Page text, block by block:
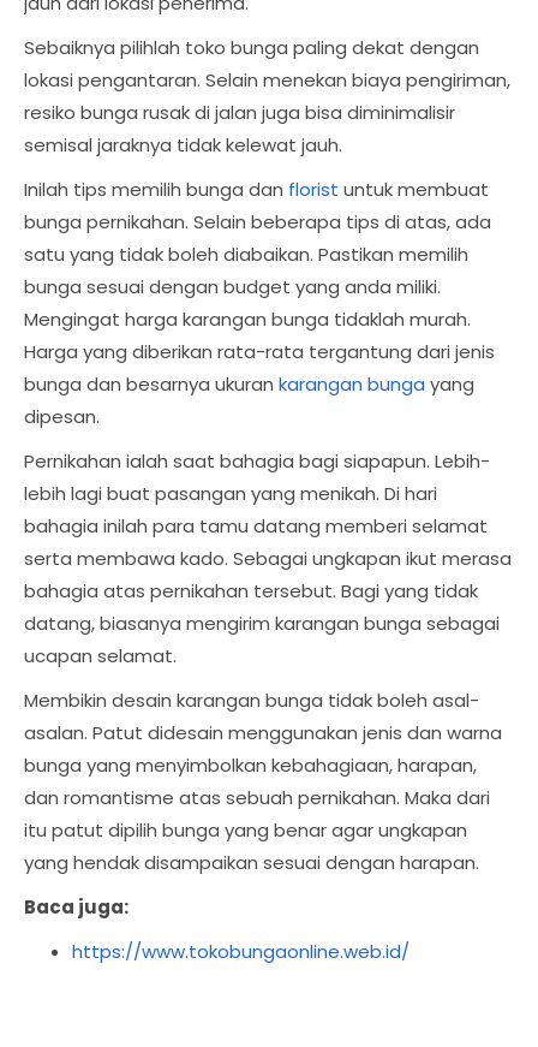
Sebaiknya pilihlah toko bunga paling dekat dengan
lokasi pengantaran. Selain menekan biaya pengiriman,
resiko bunga rusak di jalan juga bisa diminimalisir
semisal jaraknya tidak kelewat jauh.
Inilah tips memilih bunga dan florist untuk membuat
bunga pernikahan. Selain beberapa tips di atas, ada
satu yang tidak boleh diabaikan. Pastikan memilih
bunga sesuai dengan budget yang anda miliki.
Mengingat harga karangan bunga tidaklah murah.
Harga yang diberikan rata-rata tergantung dari jenis
bunga dan besarnya ukuran karangan bunga yang
dipesan.
Pernikahan ialah saat bahagia bagi siapapun. Lebih-
lebih lagi buat pasangan yang menikah. Di hari
bahagia inilah para tamu datang memberi selamat
serta membawa kado. Sebagai ungkapan ikut merasa
bahagia atas pernikahan tersebut. Bagi yang tidak
datang, biasanya mengirim karangan bunga sebagai
ucapan selamat.
Membikin desain karangan bunga tidak boleh asal-
asalan. Patut didesain menggunakan jenis dan warna
bunga yang menyimbolkan kebahagiaan, harapan,
dan romantisme atas sebuah pernikahan. Maka dari
itu patut dipilih bunga yang benar agar ungkapan
yang hendak disampaikan sesuai dengan harapan.
Baca juga:
https://www.tokobungaonline.web.id/